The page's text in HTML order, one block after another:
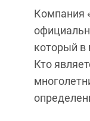
Компания
который в
Кто